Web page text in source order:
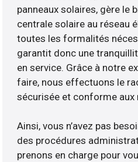
panneaux solaires, gère le
centrale solaire au réseau
toutes les formalités
garantit donc une
en service. Grâce à notre
faire, nous effectuons le
sécurisée et conforme aux
Ainsi, vous n’avez pas
des procédures
prenons en charge pour